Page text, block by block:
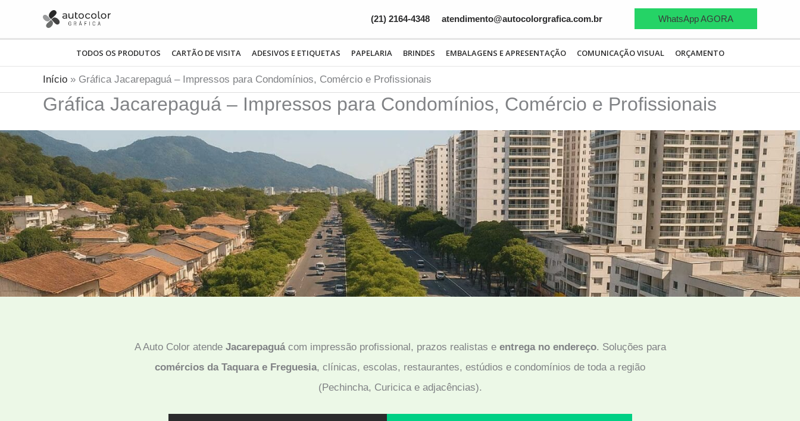
conteúdo
(21) 2164-4348 atendimento@autocolorgrafica.com.br WhatsApp AGORA
TODOS OS PRODUTOS CARTÃO DE VISITA ADESIVOS E ETIQUETAS PAPELARIA BRINDES EMBALAGENS E APRESENTAÇÃO COMUNICAÇÃO VISUAL ORÇAMENTO
Início Gráfica Jacarepaguá – Impressos para Condomínios, Comércio e Profissionais
Gráfica Jacarepaguá – Impressos para Condomínios, Comércio e Profissionais
A Auto Color atende Jacarepaguácom impressão profissional, prazos realistas e entrega no endereço. Soluções para
comércios da Taquara e Freguesia, clínicas, escolas, restaurantes, estúdios e condomínios de toda a região
(Pechincha, Curicica e adjacências).